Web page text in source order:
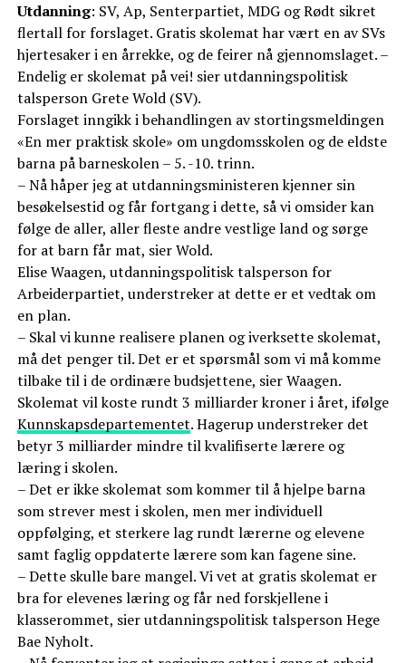
Utdanning: SV, Ap, Senterpartiet, MDG og Rødt sikret
flertall for forslaget. Gratis skolemat har vært en av SVs
hjertesaker i en årrekke, og de feirer nå gjennomslaget. –
Endelig er skolemat på vei! sier utdanningspolitisk
talsperson Grete Wold (SV).
Forslaget inngikk i behandlingen av stortingsmeldingen
«En mer praktisk skole» om ungdomsskolen og de eldste
barna på barneskolen – 5. -10. trinn.
– Nå håper jeg at utdanningsministeren kjenner sin
besøkelsestid og får fortgang i dette, så vi omsider kan
følge de aller, aller fleste andre vestlige land og sørge
for at barn får mat, sier Wold.
Elise Waagen, utdanningspolitisk talsperson for
Arbeiderpartiet, understreker at dette er et vedtak om
en plan.
– Skal vi kunne realisere planen og iverksette skolemat,
må det penger til. Det er et spørsmål som vi må komme
tilbake til i de ordinære budsjettene, sier Waagen.
Skolemat vil koste rundt 3 milliarder kroner i året, ifølge
Kunnskapsdepartementet. Hagerup understreker det
betyr 3 milliarder mindre til kvalifiserte lærere og
læring i skolen.
– Det er ikke skolemat som kommer til å hjelpe barna
som strever mest i skolen, men mer individuell
oppfølging, et sterkere lag rundt lærerne og elevene
samt faglig oppdaterte lærere som kan fagene sine.
– Dette skulle bare mangel. Vi vet at gratis skolemat er
bra for elevenes læring og får ned forskjellene i
klasserommet, sier utdanningspolitisk talsperson Hege
Bae Nyholt.